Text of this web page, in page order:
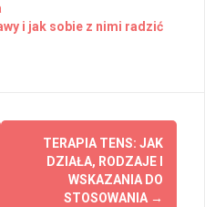
i jak sobie z nimi radzić
TERAPIA TENS: JAK
DZIAŁA, RODZAJE I
WSKAZANIA DO
STOSOWANIA →